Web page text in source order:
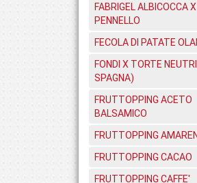
FABRIGEL ALBICOCCA X
PENNELLO
FECOLA DI PATATE
FONDI X TORTE NEUTRI
SPAGNA)
FRUTTOPPING ACETO
BALSAMICO
FRUTTOPPING
FRUTTOPPING CACAO
FRUTTOPPING CAFFE'